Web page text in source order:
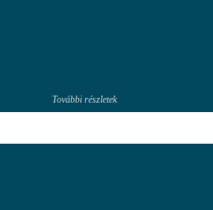
További részletek